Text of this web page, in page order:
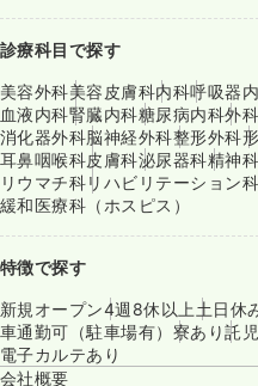
診療科目で探す
美容外科美容皮膚科内科呼吸器
血液内科腎臓内科糖尿病内科外
消化器外科脳神経外科整形外科
耳鼻咽喉科皮膚科泌尿器科精神
リウマチ科リハビリテーション科
緩和医療科（ホスピス）
特徴で探す
新規オープン4週8休以上 土日休
車通勤可（駐車場有） 寮あり託
電子カルテあり
会社概要